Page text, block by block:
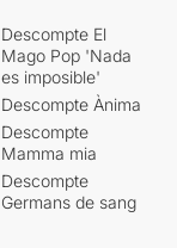
Descompte El
Mago Pop 'Nada
es imposible'
Descompte Ànima
Descompte
Mamma mia
Descompte
Germans de sang